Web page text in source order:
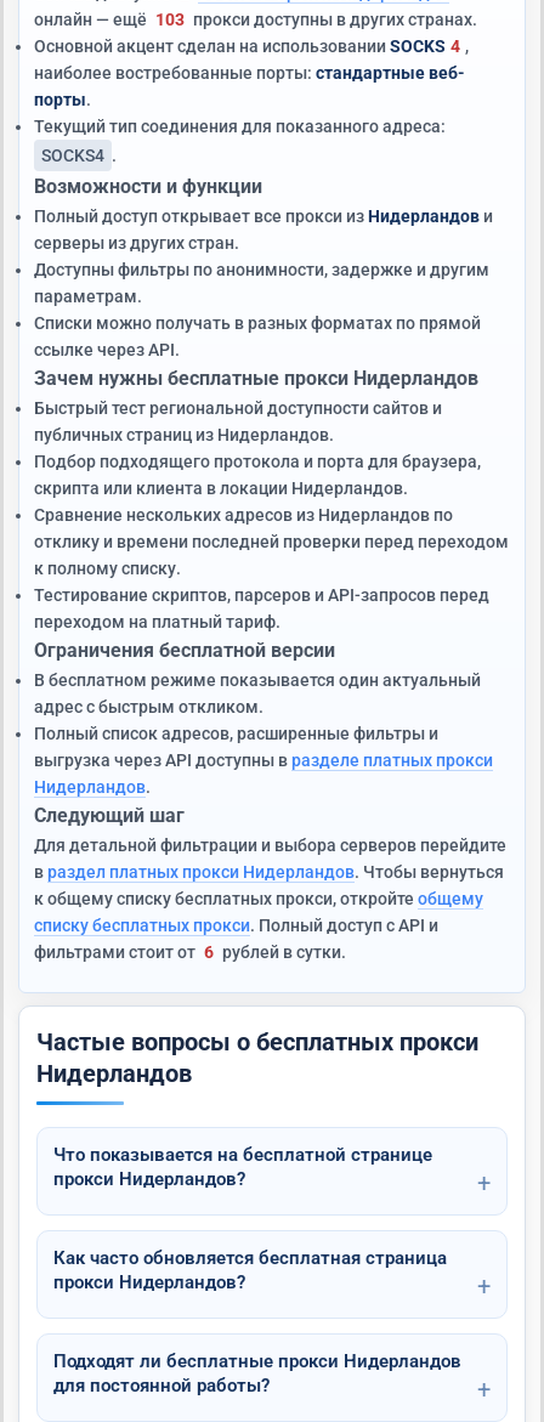
онлайн — ещё 103 прокси доступны в других странах.
Основной акцент сделан на использовании SOCKS 4 ,
наиболее востребованные порты: стандартные веб-
порты.
Текущий тип соединения для показанного адреса:
SOCKS4 .
Возможности и функции
Полный доступ открывает все прокси изНидерландов и
серверы из других стран.
Доступны фильтры по анонимности, задержке и другим
параметрам.
Списки можно получать в разных форматах по прямой
ссылке через API.
Зачем нужны бесплатные прокси Нидерландов
Быстрый тест региональной доступности сайтов и
публичных страниц из Нидерландов.
Подбор подходящего протокола и порта для браузера,
скрипта или клиента в локации Нидерландов.
Сравнение нескольких адресов из Нидерландов по
отклику и времени последней проверки перед переходом
к полному списку.
Тестирование скриптов, парсеров и API-запросов перед
переходом на платный тариф.
Ограничения бесплатной версии
В бесплатном режиме показывается один актуальный
адрес с быстрым откликом.
Полный список адресов, расширенные фильтры и
выгрузка через API доступны вразделе платных прокси
Нидерландов.
Следующий шаг
Для детальной фильтрации и выбора серверов перейдите
враздел платных прокси Нидерландов. Чтобы вернуться
к общему списку бесплатных прокси, откройте общему
списку бесплатных прокси. Полный доступ с API и
фильтрами стоит от 6 рублей в сутки.
Частые вопросы о бесплатных прокси
Нидерландов
Что показывается на бесплатной странице
прокси Нидерландов?
Как часто обновляется бесплатная страница
прокси Нидерландов?
Подходят ли бесплатные прокси Нидерландов
для постоянной работы?